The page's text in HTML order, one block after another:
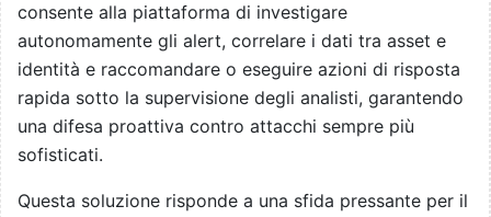
consente alla piattaforma di investigare
autonomamente gli alert, correlare i dati tra asset e
identità e raccomandare o eseguire azioni di risposta
rapida sotto la supervisione degli analisti, garantendo
una difesa proattiva contro attacchi sempre più
sofisticati.
Questa soluzione risponde a una sfida pressante per il